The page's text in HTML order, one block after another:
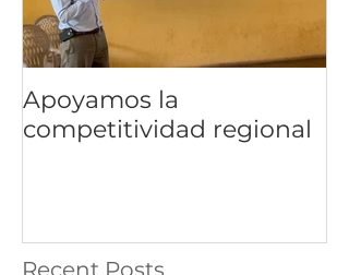
Apoyamos la
competitividad regional